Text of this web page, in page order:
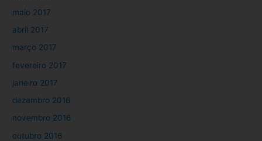
maio 2017
abril 2017
março 2017
fevereiro 2017
janeiro 2017
dezembro 2016
novembro 2016
outubro 2016